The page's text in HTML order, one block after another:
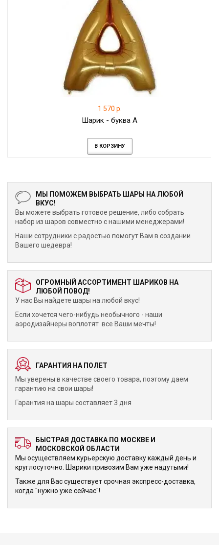
1 570 р.
Шарик - буква А
В КОРЗИНУ
МЫ ПОМОЖЕМ ВЫБРАТЬ ШАРЫ НА ЛЮБОЙ
ВКУС!
Вы можете выбрать готовое решение, либо собрать
набор из шаров совместно с нашими менеджерами!
Наши сотрудники с радостью помогут Вам в создании
Вашего шедевра!
ОГРОМНЫЙ АССОРТИМЕНТ ШАРИКОВ НА
ЛЮБОЙ ПОВОД!
У нас Вы найдете шары на любой вкус!
Если хочется чего-нибудь необычного - наши
аэродизайнеры воплотят все Ваши мечты!
ГАРАНТИЯ НА ПОЛЕТ
Мы уверены в качестве своего товара, поэтому даем
гарантию на свои шары!
Гарантия на шары составляет 3 дня
БЫСТРАЯ ДОСТАВКА ПО МОСКВЕ И
МОСКОВСКОЙ ОБЛАСТИ
Мы осуществляем курьерскую доставку каждый день и
круглосуточно. Шарики привозим Вам уже надутыми!
Также для Вас существует срочная экспресс-доставка,
когда "нужно уже сейчас"!